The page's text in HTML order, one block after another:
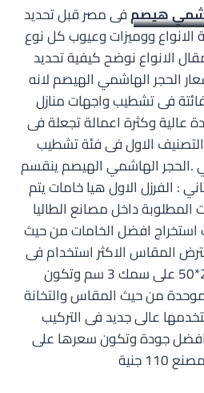
هيصمفى مصر قبل تحديد
ووميزات وعيوب كل نوع
الانواع نوضح كيفية تحديد
الحجر الهاشمي الهيصم لانه
فى تشطيب واجهات منازل
عالية وكثرة اعمالة تجعلة فى
الاول فى فئة تشطيب
.الحجر الهاشمي الهيصم ينقسم
: الفرزل الاول هيا خامات يتم
داخل مصانع الطاليا
استخراج افضل الخامات من حيث
المقاس الاكثر استخدام فى
تشطيب الواجهات 25*50 على سمك 3 سم وتكون
من حيث المقاس والتخانة
عالى جديد فى التركيب
جودة وتكون سعرها على
جنية